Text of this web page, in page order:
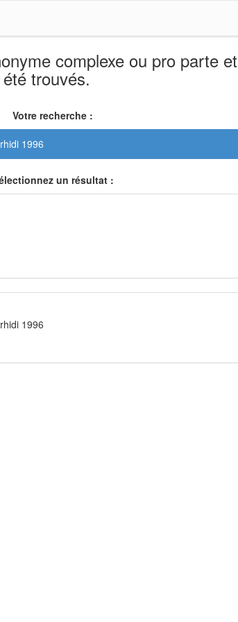
complexe ou pro parte
trouvés.
Votre recherche :
1996
un résultat :
1996